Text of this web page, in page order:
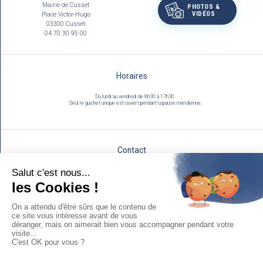
Mairie de Cusset
Place Victor-Hugo
03300 Cusset
04 70 30 95 00
PHOTOS &
VIDÉOS
Horaires
Du lundi au vendredi de 8h30 à 17h30.
Seul le guichet unique est ouvert pendant la pause méridienne.
Contact